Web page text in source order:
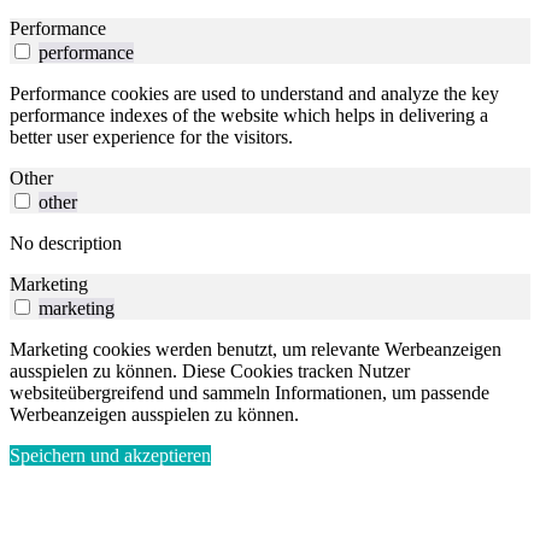
Performance
performance
Performance cookies are used to understand and analyze the key
performance indexes of the website which helps in delivering a
better user experience for the visitors.
Other
other
No description
Marketing
marketing
Marketing cookies werden benutzt, um relevante Werbeanzeigen
ausspielen zu können. Diese Cookies tracken Nutzer
websiteübergreifend und sammeln Informationen, um passende
Werbeanzeigen ausspielen zu können.
Speichern und akzeptieren